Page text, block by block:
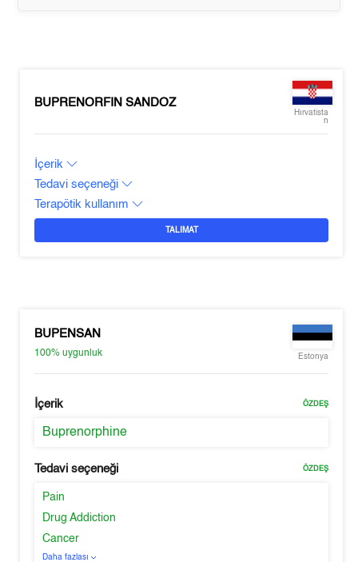
BUPRENORFIN SANDOZ
Hırvatista
n
İçerik
Tedavi seçeneği
Terapötik kullanım
TALIMAT
BUPENSAN
100%uygunluk Estonya
İçerik ÖZDEŞ
Buprenorphine
Tedavi seçeneği ÖZDEŞ
Pain
Drug Addiction
Cancer
Daha fazlası